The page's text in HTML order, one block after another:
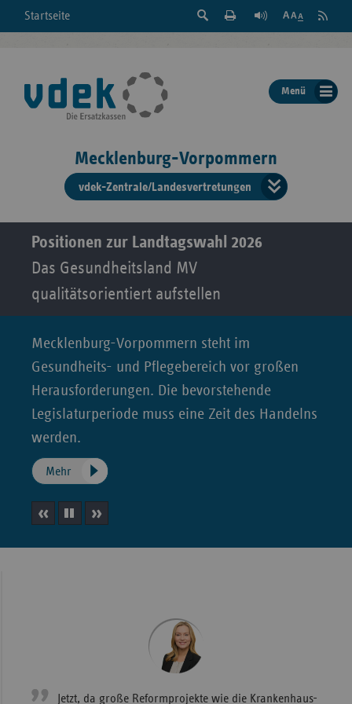
Startseite
Suche
der
Seite
Feed
Menü
Mecklenburg-Vorpommern
vdek-Zentrale/Landesvertretungen
der
vorheriges
Slideshow
nächstes
Positionen zur Landtagswahl 2026
Das Gesundheitsland MV
qualitätsorientiert aufstellen
Mecklenburg-Vorpommern steht im
Gesundheits- und Pflegebereich vor großen
Herausforderungen. Die bevorstehende
Legislaturperiode muss eine Zeit des Handelns
werden.
Mehr
Jetzt, da große Reformprojekte wie die Krankenhaus-